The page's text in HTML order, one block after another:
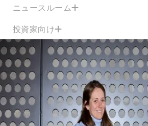
ニュースルーム
投資家向け